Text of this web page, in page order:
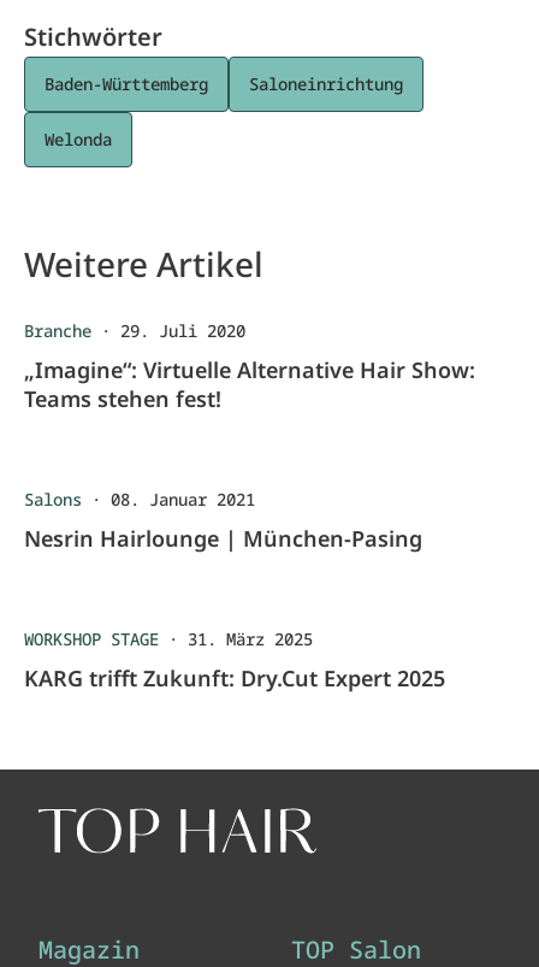
Stichwörter
Baden-Württemberg Saloneinrichtung
Welonda
Weitere Artikel
Branche · 29. Juli 2020
„Imagine“: Virtuelle Alternative Hair Show:
Teams stehen fest!
Salons · 08. Januar 2021
Nesrin Hairlounge | München-Pasing
WORKSHOP STAGE · 31. März 2025
KARG trifft Zukunft: Dry.Cut Expert 2025
Magazin TOP Salon